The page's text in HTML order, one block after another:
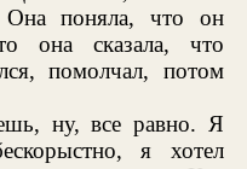
Она поняла, что он
она сказала, что
помолчал, потом
ну, все равно. Я
я хотел